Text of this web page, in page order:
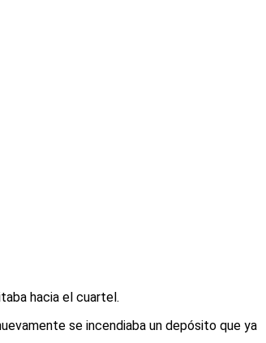
hacia el cuartel.
se incendiaba un depósito que ya